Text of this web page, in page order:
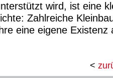
wird, ist eine
Zahlreiche
eine eigene Existenz
<